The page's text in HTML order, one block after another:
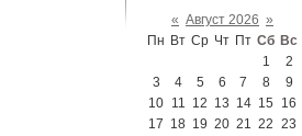
« Август 2026 »
Пн Вт Ср Чт Пт Сб Вс
1
2
3
4 5 6 7 8
9
10 11 12 13 14 15
16
17 18 19 20 21 22 23